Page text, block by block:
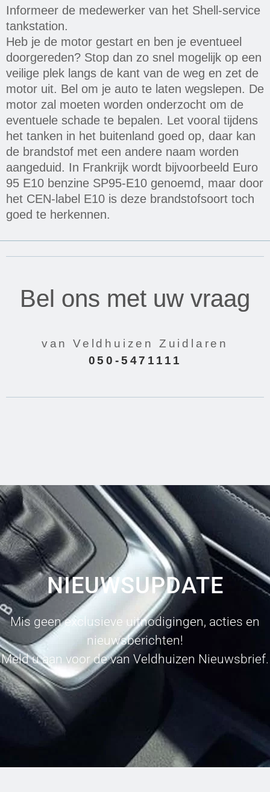
Informeer de medewerker van het Shell-service
tankstation.
Heb je de motor gestart en ben je eventueel
doorgereden? Stop dan zo snel mogelijk op een
veilige plek langs de kant van de weg en zet de
motor uit. Bel om je auto te laten wegslepen. De
motor zal moeten worden onderzocht om de
eventuele schade te bepalen. Let vooral tijdens
het tanken in het buitenland goed op, daar kan
de brandstof met een andere naam worden
aangeduid. In Frankrijk wordt bijvoorbeeld Euro
95 E10 benzine SP95-E10 genoemd, maar door
het CEN-label E10 is deze brandstofsoort toch
goed te herkennen.
Bel ons met uw vraag
van Veldhuizen Zuidlaren
050-5471111
NIEUWSUPDATE
Mis geen exclusieve uitnodigingen, acties en
nieuwsberichten!
Meld u aan voor de van Veldhuizen Nieuwsbrief.